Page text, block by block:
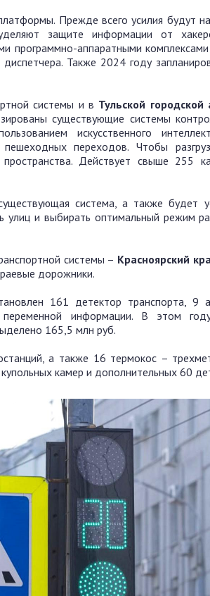
Прежде всего усилия будут
защите информации от
программно-аппаратными
Также 2024 году
системы и в Тульской городской
существующие системы
искусственного
переходов. Чтобы
Действует свыше 255
система, а также будет
улиц и выбирать оптимальный режим
системы – Красноярский
дорожники.
161 детектор транспорта, 9
информации. В этом году
165,5 млн руб.
а также 16 термокос –
камер и дополнительных 60